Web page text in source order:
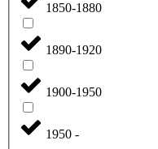
1850-1880
1890-1920
1900-1950
1950 -